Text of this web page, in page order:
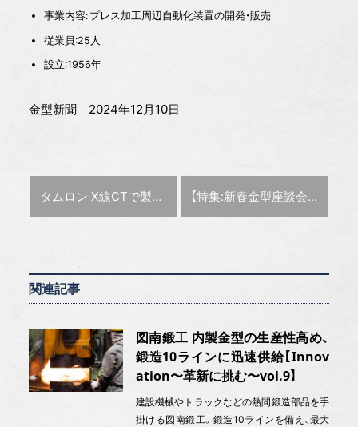
事業内容: プレス加工周辺自動化装置の開発・販売
従業員:25人
設立:1956年
金型新聞 2024年12月10日
前の記事 :
タムロン X線CTで製品データ補正、金型設計を効率化【金型テクノラボ】 次の記事 :
【特集:新春金型座談会】広がる世界市場をどう開拓する（Part1）
関連記事
図南鍛工 内製金型の生産性高め、
鍛造10ラインに迅速供給【Innov
ation〜革新に挑む〜vol.9】
建設機械やトラックなどの熱間鍛造部品を手
掛ける図南鍛工。鍛造10ラインを備え、最大